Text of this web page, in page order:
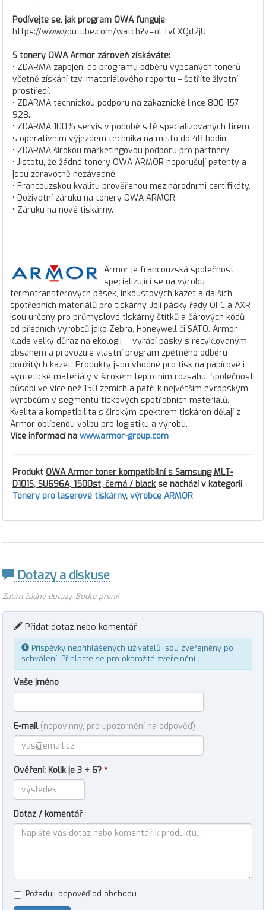
Podívejte se, jak program OWA funguje
https://www.youtube.com/watch?v=oLTvCXQd2jU
S tonery OWA Armor zároveň získáváte:
• ZDARMA zapojení do programu odběru vypsaných tonerů
včetně získání tzv. materiálového reportu – šetříte životní
prostředí.
• ZDARMA technickou podporu na zákaznické lince 800 157
928.
• ZDARMA 100% servis v podobě sítě specializovaných firem
s operativním výjezdem technika na místo do 48 hodin.
• ZDARMA širokou marketingovou podporu pro partnery
• Jistotu, že žádné tonery OWA ARMOR neporušují patenty a
jsou zdravotně nezávadné.
• Francouzskou kvalitu prověřenou mezinárodními certifikáty.
• Doživotní záruku na tonery OWA ARMOR.
• Záruku na nové tiskárny.
Armor je francouzská společnost
specializující se na výrobu
termotransferových pásek, inkoustových kazet a dalších
spotřebních materiálů pro tiskárny. Její pásky řady OFC a AXR
jsou určeny pro průmyslové tiskárny štítků a čárových kódů
od předních výrobců jako Zebra, Honeywell či SATO. Armor
klade velký důraz na ekologii — vyrábí pásky s recyklovaným
obsahem a provozuje vlastní program zpětného odběru
použitých kazet. Produkty jsou vhodné pro tisk na papírové i
syntetické materiály v širokém teplotním rozsahu. Společnost
působí ve více než 150 zemích a patří k největším evropským
výrobcům v segmentu tiskových spotřebních materiálů.
Kvalita a kompatibilita s širokým spektrem tiskáren dělají z
Armor oblíbenou volbu pro logistiku a výrobu.
Více informací na www.armor-group.com
Produkt OWA Armor toner kompatibilní s Samsung MLT-
D101S, SU696A, 1500st, černá / blackse nachází v kategorii
Tonery pro laserové tiskárny, výrobce ARMOR
Dotazy a diskuse
Zatím žádné dotazy. Buďte první!
Přidat dotaz nebo komentář
Příspěvky nepřihlášených uživatelů jsou zveřejněny po
schválení. Přihlaste se pro okamžité zveřejnění.
Vaše jméno
E-mail (nepovinný, pro upozornění na odpověď)
Ověření: Kolik je 3 + 6? *
Dotaz / komentář
Požaduji odpověď od obchodu